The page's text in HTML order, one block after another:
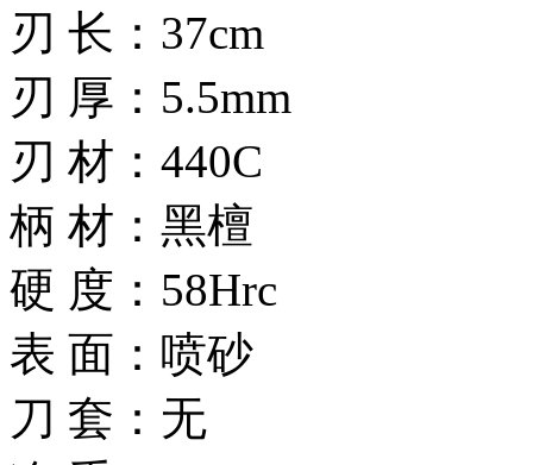
刃 长：37cm
刃 厚：5.5mm
刃 材：440C
柄 材：黑檀
硬 度：58Hrc
表 面：喷砂
刀 套：无